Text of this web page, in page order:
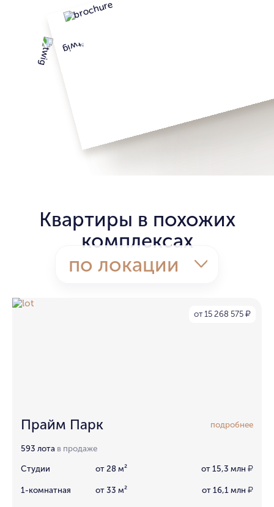
Квартиры в похожих
комплексах
по локации
от 15 268 575 ₽
Прайм Парк подробнее
593 лота в продаже
Студии от 28 м² от 15,3 млн ₽
1-комнатная от 33 м² от 16,1 млн ₽